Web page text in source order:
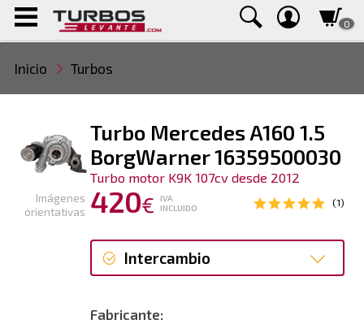
0
Inicio Turbos
Turbo Mercedes A160 1.5
BorgWarner 16359500030
Turbo motor K9K 107cv desde 2012
420€
IVA
INCLUIDO
(1)
Intercambio
Fabricante:
Imágenes
orientativas